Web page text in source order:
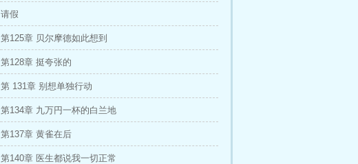
请假
第125章 贝尔摩德如此想到
第128章 挺夸张的
第 131章 别想单独行动
第134章 九万円一杯的白兰地
第137章 黄雀在后
第140章 医生都说我一切正常